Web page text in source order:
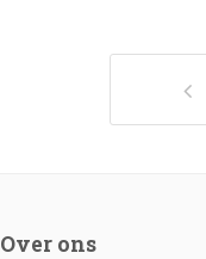
Over ons